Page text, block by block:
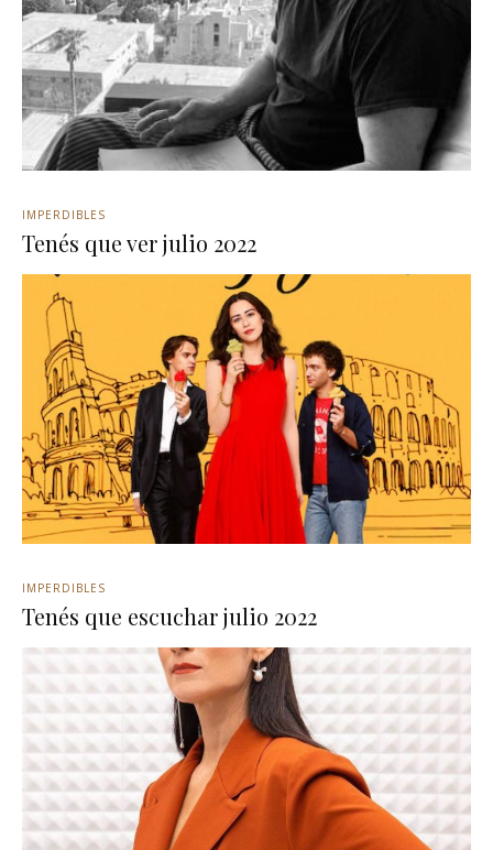
IMPERDIBLES
Tenés que ver julio 2022
IMPERDIBLES
Tenés que escuchar julio 2022